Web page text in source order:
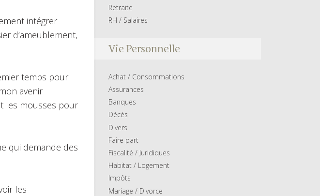
intégrer
d’ameublement,
temps pour
avenir
les mousses pour
qui demande des
les
Retraite
RH / Salaires
Vie Personnelle
Achat / Consommations
Assurances
Banques
Décés
Divers
Faire part
Fiscalité / Juridiques
Habitat / Logement
Impôts
Mariage / Divorce